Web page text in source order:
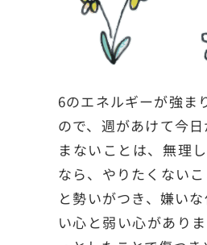
6のエネルギーが強ま
ので、週があけて今
まないことは、無理
なら、やりたくない
と勢いがつき、嫌い
い心と弱い心があり